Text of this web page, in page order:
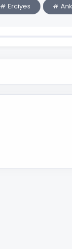
# Erciyes #